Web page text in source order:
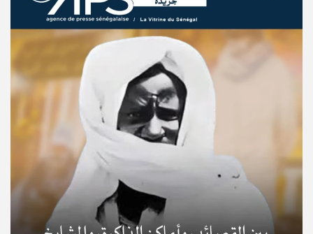
© Copyright 2025, APS